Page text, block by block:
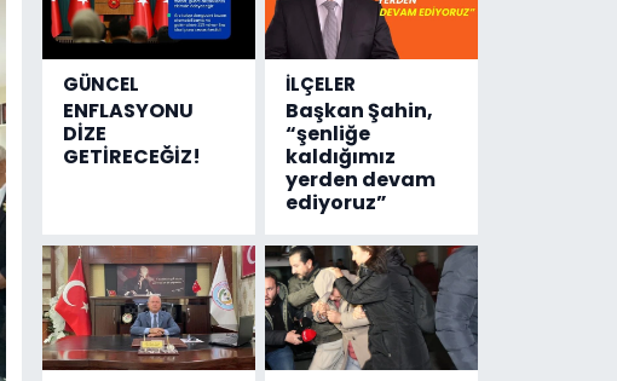
GÜNCEL
ENFLASYONU
DİZE
GETİRECEĞİZ!
İLÇELER
Başkan Şahin,
“şenliğe
kaldığımız
yerden devam
ediyoruz”